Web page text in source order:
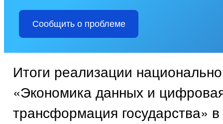
Сообщить о проблеме
Итоги реализации
«Экономика данных и
трансформация государства» в